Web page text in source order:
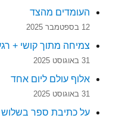
העומדים מהצד
12 בספטמבר 2025
צמיחה מתוך קושי +
31 באוגוסט 2025
אלוף עולם ליום אחד
31 באוגוסט 2025
על כתיבת ספר בשלוש